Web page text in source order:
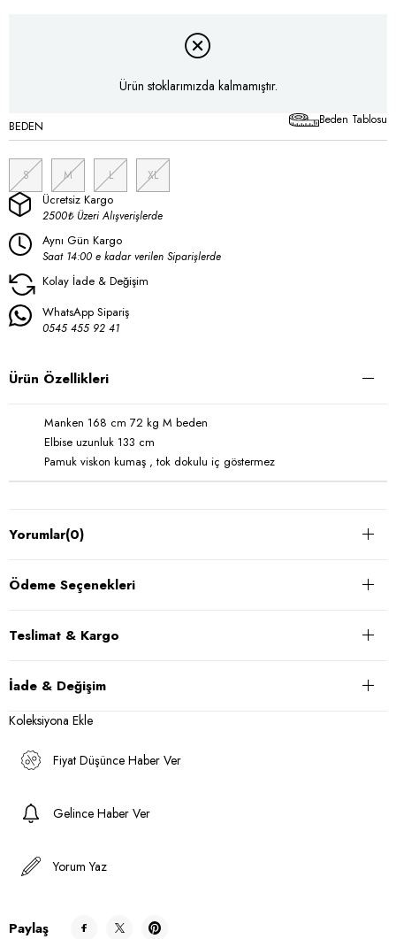
Ürün stoklarımızda kalmamıştır.
BEDEN
S M L XL
Beden Tablosu
Ücretsiz Kargo
2500₺ Üzeri Alışverişlerde
Aynı Gün Kargo
Saat 14:00 e kadar verilen Siparişlerde
Kolay İade & Değişim
WhatsApp Sipariş
0545 455 92 41
Ürün Özellikleri
Manken 168 cm 72 kg M beden
Elbise uzunluk 133 cm
Pamuk viskon kumaş , tok dokulu iç göstermez
Yorumlar(0)
Ödeme Seçenekleri
Teslimat & Kargo
İade & Değişim
Koleksiyona Ekle
Fiyat Düşünce Haber Ver
Gelince Haber Ver
Yorum Yaz
Paylaş